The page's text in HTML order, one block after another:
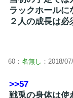
ラックホールに
２人の成長は必
60： 名無し ：2018/
>>57
戦兎の身体は使